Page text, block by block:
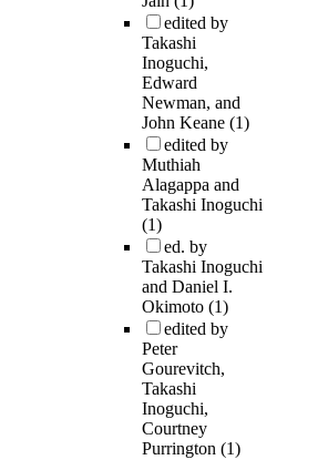
edited by
Takashi
Inoguchi,
Edward
Newman, and
John Keane (1)
edited by
Muthiah
Alagappa and
Takashi Inoguchi
(1)
ed. by
Takashi Inoguchi
and Daniel I.
Okimoto (1)
edited by
Peter
Gourevitch,
Takashi
Inoguchi,
Courtney
Purrington (1)